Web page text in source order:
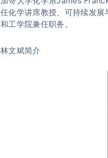
任化学讲席教授、可持续发
和工学院兼任职务。
林文斌简介